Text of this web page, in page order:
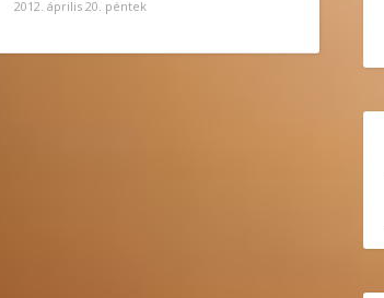
2012. április 20. péntek